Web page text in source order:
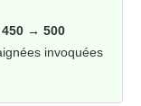
450 → 500
invoquées